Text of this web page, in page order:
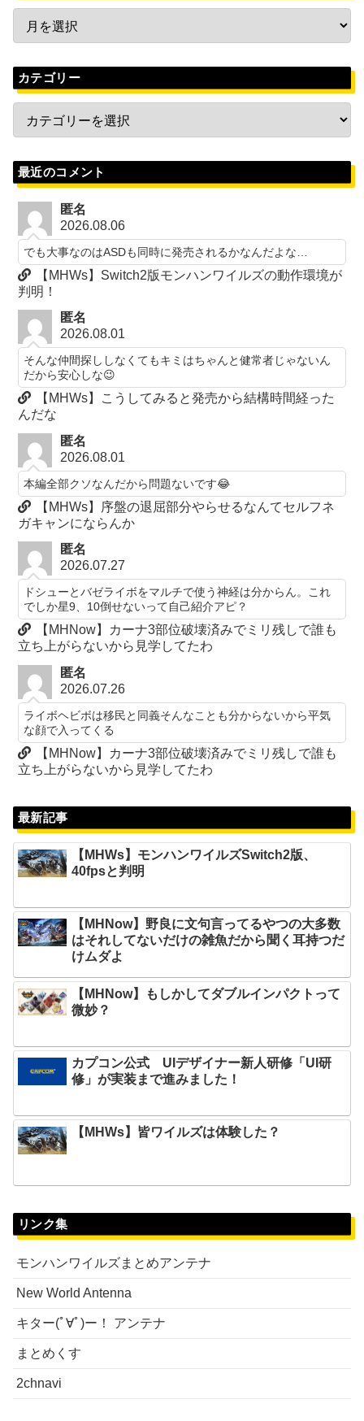
カテゴリー
最近のコメント
匿名
2026.08.06
でも大事なのはASDも同時に発売されるかなんだよな…
【MHWs】Switch2版モンハンワイルズの動作環境が
判明！
匿名
2026.08.01
そんな仲間探ししなくてもキミはちゃんと健常者じゃないん
だから安心しな😉
【MHWs】こうしてみると発売から結構時間経った
んだな
匿名
2026.08.01
本編全部クソなんだから問題ないです😂
【MHWs】序盤の退屈部分やらせるなんてセルフネ
ガキャンにならんか
匿名
2026.07.27
ドシューとバゼライボをマルチで使う神経は分からん。これ
でしか星9、10倒せないって自己紹介アピ？
【MHNow】カーナ3部位破壊済みでミリ残しで誰も
立ち上がらないから見学してたわ
匿名
2026.07.26
ライボヘビボは移民と同義そんなことも分からないから平気
な顔で入ってくる
【MHNow】カーナ3部位破壊済みでミリ残しで誰も
立ち上がらないから見学してたわ
最新記事
【MHWs】モンハンワイルズSwitch2版、
40fpsと判明
【MHNow】野良に文句言ってるやつの大多数
はそれしてないだけの雑魚だから聞く耳持つだ
けムダよ
【MHNow】もしかしてダブルインパクトって
微妙？
カプコン公式 UIデザイナー新人研修「UI研
修」が実装まで進みました！
【MHWs】皆ワイルズは体験した？
リンク集
モンハンワイルズまとめアンテナ
New World Antenna
キター(ﾟ∀ﾟ)ー！ アンテナ
まとめくす
2chnavi